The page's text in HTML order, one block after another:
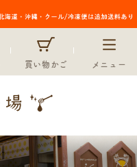
買い物かご メニュー